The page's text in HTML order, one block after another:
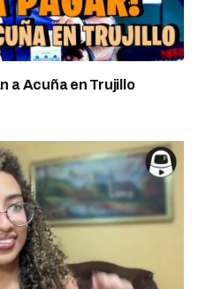
a Acuña en Trujillo